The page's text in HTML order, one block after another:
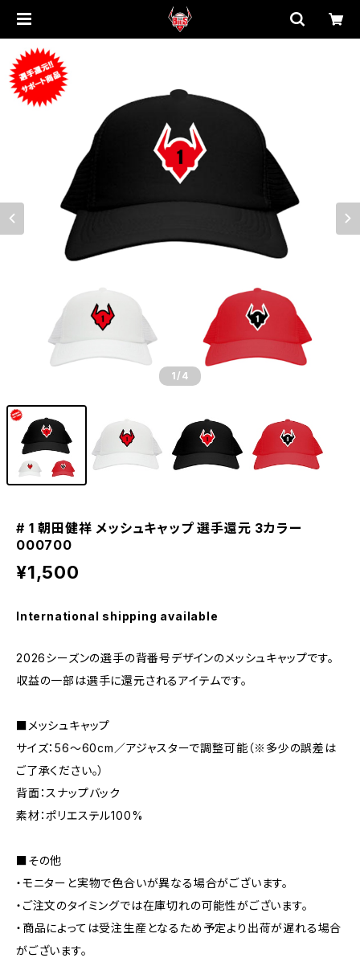
1 /4
# 1 朝田健祥 メッシュキャップ 選手還元 3カラー
000700
¥1,500
International shipping available
2026シーズンの選手の背番号デザインのメッシュキャップです。
収益の一部は選手に還元されるアイテムです。
■メッシュキャップ
サイズ：56～60cm／アジャスターで調整可能（※多少の誤差は
ご了承ください。）
背面：スナップバック
素材：ポリエステル100%
■その他
・モニターと実物で色合いが異なる場合がございます。
・ご注文のタイミングでは在庫切れの可能性がございます。
・商品によっては受注生産となるため予定より出荷が遅れる場合
がございます。